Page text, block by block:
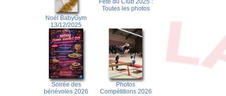
Noël BabyGym
13/12/2025
Toutes les photos
Soirée des
bénévoles 2026
Photos
Compétitions 2026